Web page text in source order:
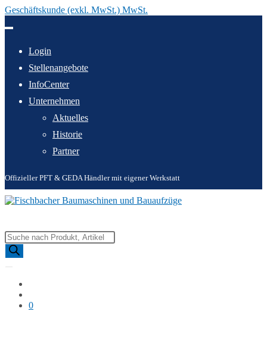
Geschäftskunde (exkl. MwSt.) MwSt.
Inhalt
Login
Stellenangebote
InfoCenter
Unternehmen
Aktuelles
Historie
Partner
Offizieller PFT & GEDA Händler mit eigener Werkstatt
Products
search
0